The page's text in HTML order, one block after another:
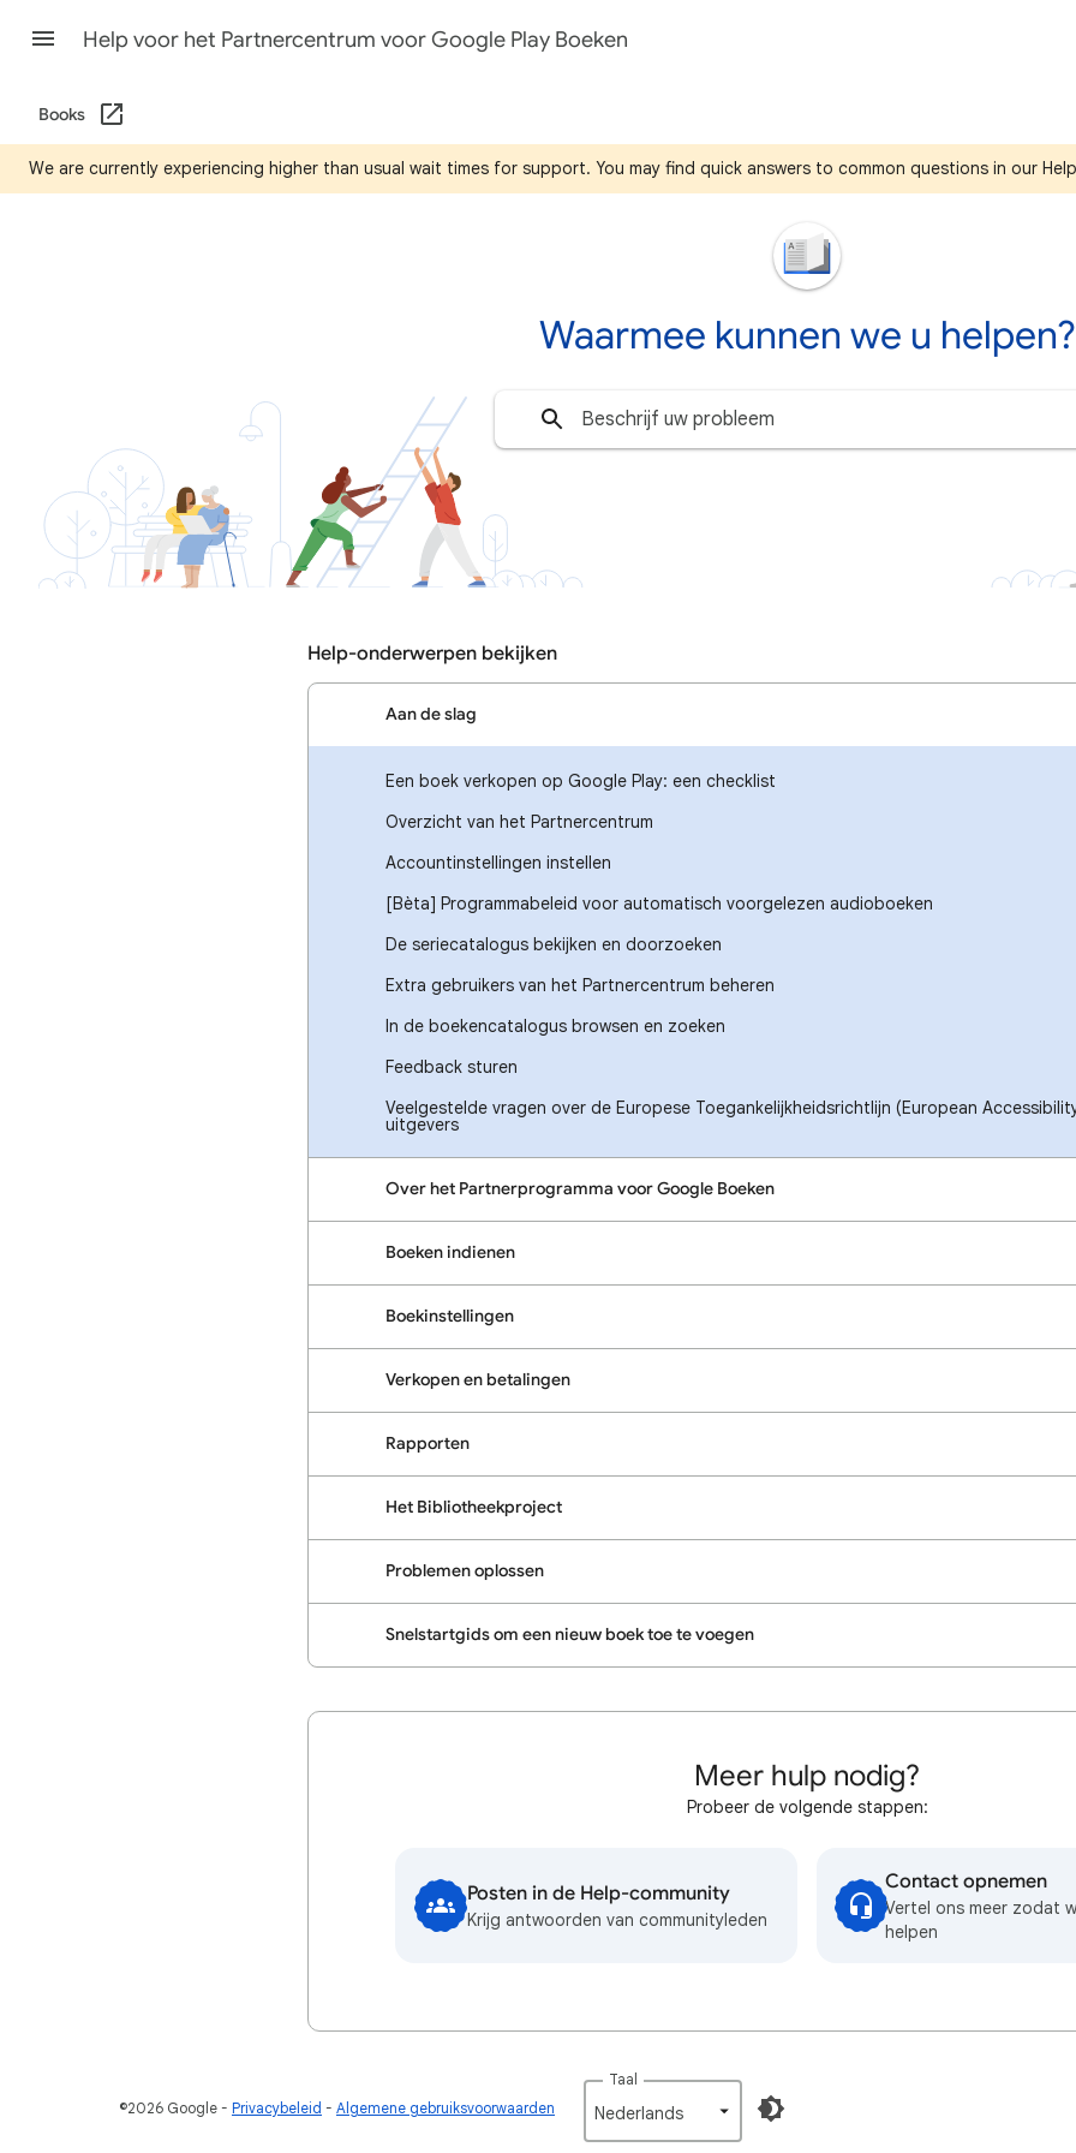
Help voor het Partnercentrum voor Google Play Boeken
Books
We are currently experiencing higher than usual wait times for support. You may find quick answers to common questions in our Help
Waarmee kunnen we u helpen?
Help-onderwerpen bekijken
Aan de slag
Een boek verkopen op Google Play: een checklist
Overzicht van het Partnercentrum
Accountinstellingen instellen
[Bèta] Programmabeleid voor automatisch voorgelezen audioboeken
De seriecatalogus bekijken en doorzoeken
Extra gebruikers van het Partnercentrum beheren
In de boekencatalogus browsen en zoeken
Feedback sturen
Veelgestelde vragen over de Europese Toegankelijkheidsrichtlijn (European
uitgevers
Over het Partnerprogramma voor Google Boeken
Boeken indienen
Boekinstellingen
Verkopen en betalingen
Rapporten
Het Bibliotheekproject
Problemen oplossen
Snelstartgids om een nieuw boek toe te voegen
Meer hulp nodig?
Probeer de volgende stappen:
Posten in de Help-community
Krijg antwoorden van communityleden
Contact opnemen
Vertel ons meer zodat
helpen
©2026 Google Privacybeleid Algemene gebruiksvoorwaarden
Taal
Nederlands‎